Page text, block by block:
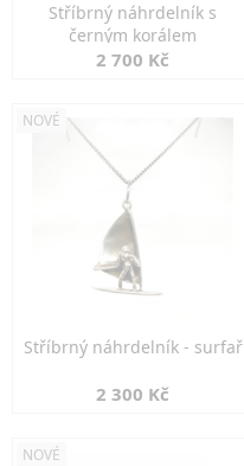
Stříbrný náhrdelník s
černým korálem
2 700 Kč
NOVÉ
Stříbrný náhrdelník - surfař
2 300 Kč
NOVÉ